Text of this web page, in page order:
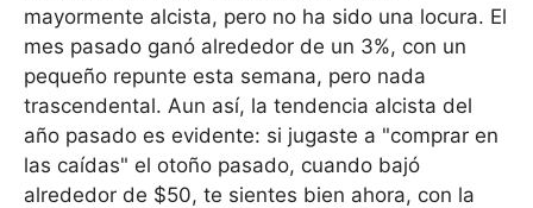
mayormente alcista, pero no ha sido una locura. El
mes pasado ganó alrededor de un 3%, con un
pequeño repunte esta semana, pero nada
trascendental. Aun así, la tendencia alcista del
año pasado es evidente: si jugaste a "comprar en
las caídas" el otoño pasado, cuando bajó
alrededor de $50, te sientes bien ahora, con la